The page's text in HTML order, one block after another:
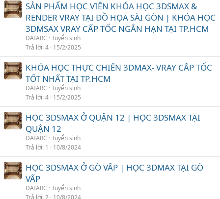
SẢN PHẨM HỌC VIÊN KHÓA HỌC 3DSMAX &
RENDER VRAY TẠI ĐỒ HỌA SÀI GÒN | KHÓA HỌC
3DMSAX VRAY CẤP TỐC NGẮN HẠN TẠI TP.HCM
DAIARC Tuyển sinh
Trả lời 4 15/2/2025
KHÓA HỌC THỰC CHIẾN 3DMAX- VRAY CẤP TỐC
TỐT NHẤT TẠI TP.HCM
DAIARC Tuyển sinh
Trả lời 4 15/2/2025
HỌC 3DSMAX Ở QUẬN 12 | HỌC 3DSMAX TẠI
QUẬN 12
DAIARC Tuyển sinh
Trả lời 1 10/8/2024
HỌC 3DSMAX Ở GÒ VẤP | HỌC 3DMAX TẠI GÒ
VẤP
DAIARC Tuyển sinh